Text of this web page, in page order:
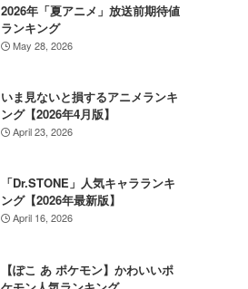
2026年「夏アニメ」放送前期待値
ランキング
May 28, 2026
いま見ないと損するアニメランキ
ング【2026年4月版】
April 23, 2026
「Dr.STONE」人気キャラランキ
ング【2026年最新版】
April 16, 2026
【ぽこ あ ポケモン】かわいいポ